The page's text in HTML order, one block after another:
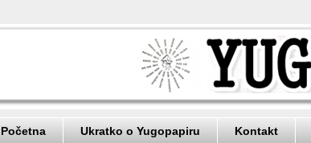
Početna Ukratko o Yugopapiru Kontakt